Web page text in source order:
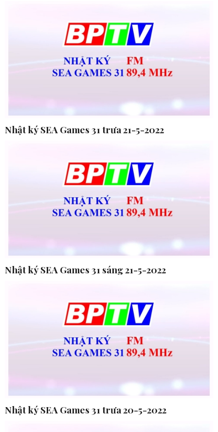
Nhật ký SEA Games 31 trưa 21-5-2022
Nhật ký SEA Games 31 sáng 21-5-2022
Nhật ký SEA Games 31 trưa 20-5-2022